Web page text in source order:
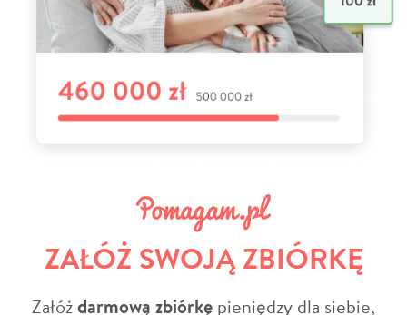
ZAŁÓŻ SWOJĄ ZBIÓRKĘ
Załóżdarmową zbiórkę pieniędzy dla siebie,